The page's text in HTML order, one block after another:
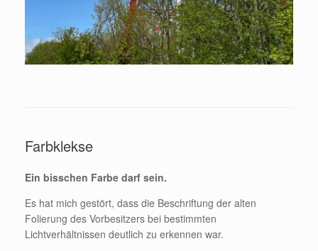
Farbklekse
Ein bisschen Farbe darf sein.
Es hat mich gestört, dass die Beschriftung der alten
Folierung des Vorbesitzers bei bestimmten
Lichtverhältnissen deutlich zu erkennen war.